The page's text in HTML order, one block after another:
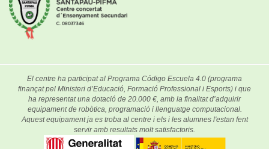
El centre ha participat al Programa Código Escuela 4.0 (programa
finançat pel Ministeri d’Educació, Formació Professional i Esports) i que
ha representat una dotació de 20.000 €, amb la finalitat d’adquirir
equipament de robòtica, programació i llenguatge computacional.
Aquest equipament ja es troba al centre i els i les alumnes l'estan fent
servir amb resultats molt satisfactoris.